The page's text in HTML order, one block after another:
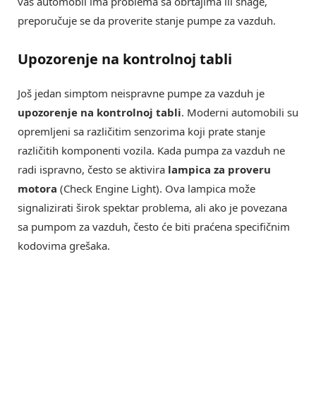
preporučuje se da proverite stanje pumpe za vazduh.
Upozorenje na kontrolnoj tabli
Još jedan simptom neispravne pumpe za vazduh je
upozorenje na kontrolnoj tabli. Moderni automobili su
opremljeni sa različitim senzorima koji prate stanje
različitih komponenti vozila. Kada pumpa za vazduh ne
radi ispravno, često se aktivira lampica za proveru
motora (Check Engine Light). Ova lampica može
signalizirati širok spektar problema, ali ako je povezana
sa pumpom za vazduh, često će biti praćena specifičnim
kodovima grešaka.